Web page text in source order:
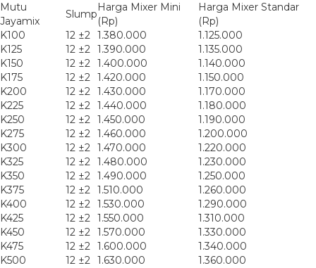
Mutu
Jayamix
Slump
Harga Mixer Mini
(Rp)
Harga Mixer Standar
(Rp)
K100
12 ±2 1.380.000
1.125.000
K125
12 ±2 1.390.000
1.135.000
K150
12 ±2 1.400.000
1.140.000
K175
12 ±2 1.420.000
1.150.000
K200
12 ±2 1.430.000
1.170.000
K225
12 ±2 1.440.000
1.180.000
K250
12 ±2 1.450.000
1.190.000
K275
12 ±2 1.460.000
1.200.000
K300
12 ±2 1.470.000
1.220.000
K325
12 ±2 1.480.000
1.230.000
K350
12 ±2 1.490.000
1.250.000
K375
12 ±2 1.510.000
1.260.000
K400
12 ±2 1.530.000
1.290.000
K425
12 ±2 1.550.000
1.310.000
K450
12 ±2 1.570.000
1.330.000
K475
12 ±2 1.600.000
1.340.000
K500
12 ±2 1.630.000
1.360.000